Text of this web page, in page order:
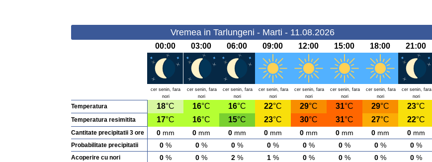
Vremea in Tarlungeni - Marti - 11.08.2026
00:00 03:00 06:00 09:00 12:00 15:00 18:00 21:00
cer senin, fara
nori
cer senin, fara
nori
cer senin, fara
nori
cer senin, fara
nori
cer senin, fara
nori
cer senin, fara
nori
cer senin, fara
nori
cer senin, fara
nori
Temperatura 18°C 16°C 16°C 22°C 29°C 31°C 29°C 23°C
Temperatura resimitita 17°C 16°C 15°C 23°C 30°C 31°C 27°C 22°C
Cantitate precipitatii 3 ore 0mm 0mm 0mm 0mm 0mm 0mm 0mm 0mm
Probabilitate precipitatii 0% 0% 0% 0% 0% 0% 0% 0%
Acoperire cu nori 0% 0% 2% 1% 0% 0% 0% 0%